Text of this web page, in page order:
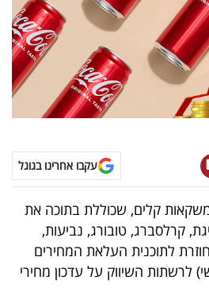
עקבו אחרינו בגוגל
קלים, שכוללת בתוכה את
קרלסברג, טובורג, נביעות,
לתוכנית העלאת המחירים
לרשתות השיווק על עדכון מחירי